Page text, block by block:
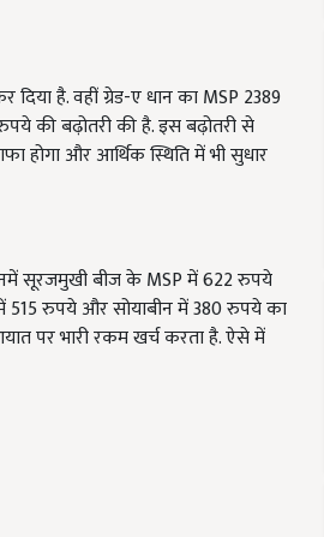
है. वहीं ग्रेड-ए धान का MSP 2389
की बढ़ोतरी की है. इस बढ़ोतरी से
होगा और आर्थिक स्थिति में भी सुधार
सूरजमुखी बीज के MSP में 622 रुपये
515 रुपये और सोयाबीन में 380 रुपये का
पर भारी रकम खर्च करता है. ऐसे में